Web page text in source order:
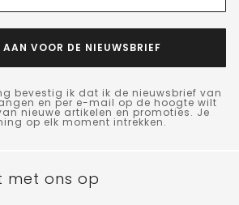
AAN VOOR DE NIEUWSBRIEF
bevestig ik dat ik de nieuwsbrief van
en per e-mail op de hoogte wilt
nieuwe artikelen en promoties. Je
op elk moment intrekken.
met ons op